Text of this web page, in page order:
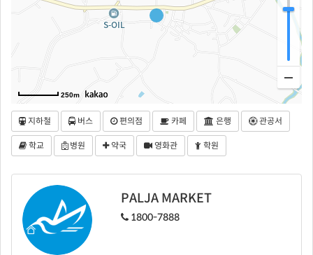
250m
지하철 버스 편의점 카페 은행 관공서
학교 병원 약국 영화관 학원
PALJA MARKET
1800-7888